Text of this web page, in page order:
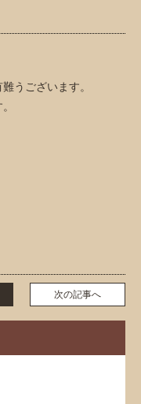
うございます。
次の記事へ